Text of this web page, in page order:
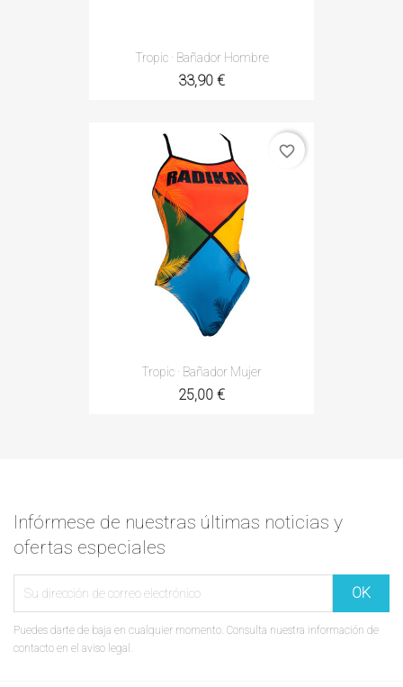
Tropic · Bañador Hombre
33,90 €
Tropic · Bañador Mujer
25,00 €
favorite_border
Infórmese de nuestras últimas noticias y
ofertas especiales
Puedes darte de baja en cualquier momento. Consulta nuestra información de
contacto en el aviso legal.